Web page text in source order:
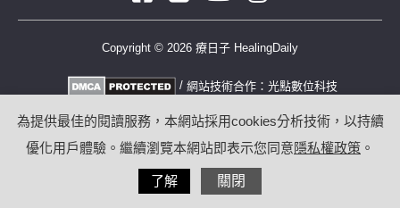
Copyright © 2026 療日子 HealingDaily
/ 網站技術合作： 光點數位科技
為提供最佳的閱讀服務，本網站採用cookies分析技術，以持續
優化用戶體驗。繼續瀏覽本網站即表示您同意隱私權政策 。
了解 關閉